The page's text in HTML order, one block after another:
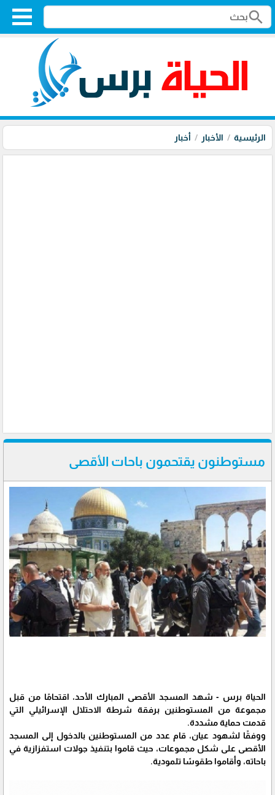
search
الرئيسية الأخبار أخبار
مستوطنون يقتحمون باحات الأقصى
الحياة برس - شهد المسجد الأقصى المبارك الأحد، اقتحامًا من قبل
مجموعة من المستوطنين برفقة شرطة الاحتلال الإسرائيلي التي
قدمت حماية مشددة.
ووفقًا لشهود عيان، قام عدد من المستوطنين بالدخول إلى المسجد
الأقصى على شكل مجموعات، حيث قاموا بتنفيذ جولات استفزازية في
باحاته، وأقاموا طقوسًا تلمودية.